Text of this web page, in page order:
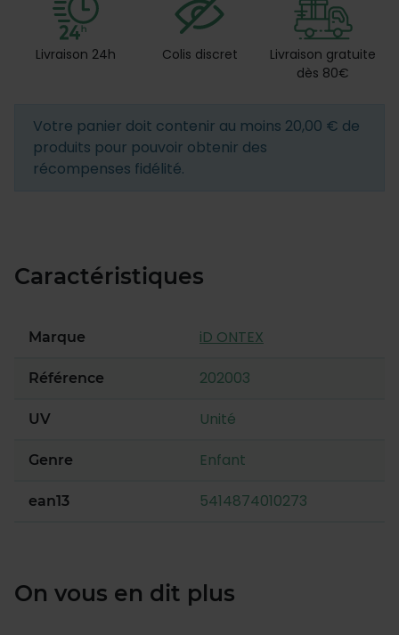
Livraison 24h Colis discret
Livraison gratuite
dès 80€
Votre panier doit contenir au moins 20,00 € de
produits pour pouvoir obtenir des
récompenses fidélité.
Caractéristiques
Marque iD ONTEX
Référence 202003
UV Unité
Genre Enfant
ean13 5414874010273
On vous en dit plus